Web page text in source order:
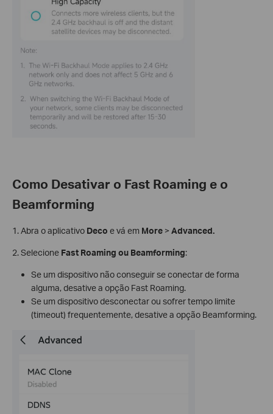
Como Desativar o Fast Roaming e o
Beamforming
1. Abra o aplicativo Deco e vá em More > Advanced.
2. Selecione Fast Roaming ou Beamforming:
Se um dispositivo não conseguir se conectar de forma
alguma, desative a opção Fast Roaming.
Se um dispositivo desconectar ou sofrer tempo limite
(timeout) frequentemente, desative a opção Beamforming.